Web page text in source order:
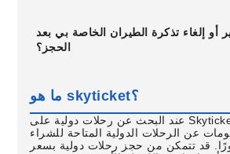
أو إلغاء تذكرة الطيران الخاصة بي بعد
الحجز؟
ما هو skyticket؟
عند البحث عن رحلات دولية على Skyticket، يمكنك مقارنة
عن الرحلات الدولية المتاحة للشراء
قد تتمكن من حجز رحلات دولية بسعر